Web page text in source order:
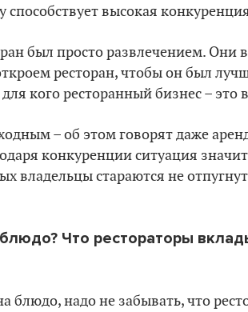
способствует высокая
был просто развлечением. Они
ресторан, чтобы он был
кого ресторанный бизнес – это
– об этом говорят даже
конкуренции ситуация
владельцы стараются не
Что рестораторы
блюдо, надо не забывать, что